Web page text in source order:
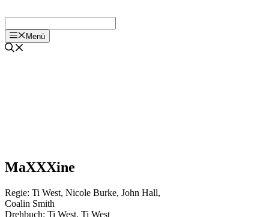
Menü
MaXXXine
Regie: Ti West, Nicole Burke, John Hall,
Coalin Smith
Drehbuch: Ti West, Ti West